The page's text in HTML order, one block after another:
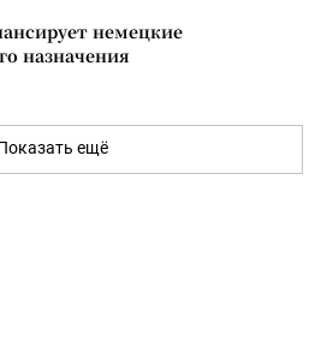
немецкие
назначения
ещё